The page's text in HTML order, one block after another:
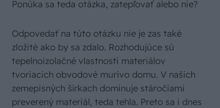
Ponúka sa teda otázka, zatepľovať alebo nie?
Odpovedať na túto otázku nie je zas také
zložité ako by sa zdalo. Rozhodujúce sú
tepelnoizolačné vlastnosti materiálov
tvoriacich obvodové murivo domu. V našich
zemepisných šírkach dominuje stáročiami
preverený materiál, teda tehla. Preto sa i dnes